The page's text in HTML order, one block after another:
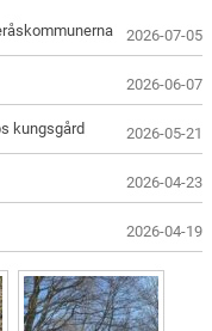
2026-07-05
2026-06-07
kungsgård 2026-05-21
2026-04-23
2026-04-19